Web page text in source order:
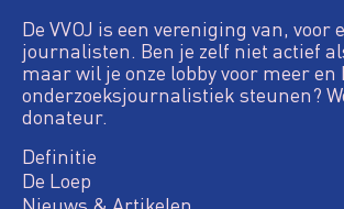
De VVOJ is een vereniging van, voor
journalisten. Ben je zelf niet actief
maar wil je onze lobby voor meer en
onderzoeksjournalistiek steunen?
donateur.
Definitie
De Loep
Nieuws & Artikelen